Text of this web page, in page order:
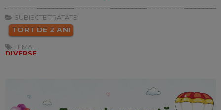
SUBIECTE TRATATE:
TORT DE 2 ANI
TEMA:
DIVERSE